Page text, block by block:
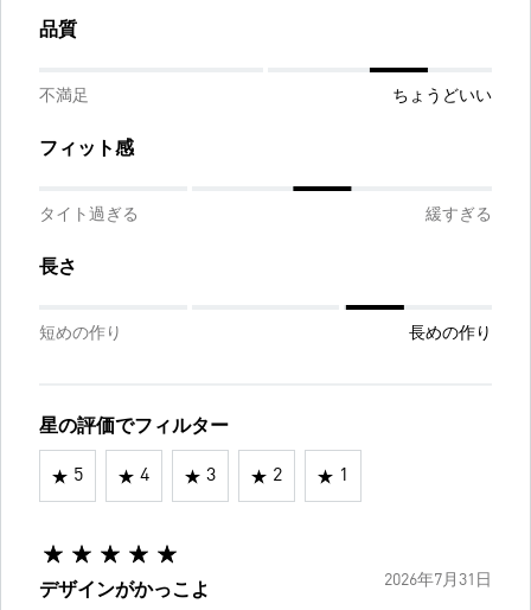
品質
不満足 ちょうどいい
フィット感
タイト過ぎる 緩すぎる
長さ
短めの作り 長めの作り
星の評価でフィルター
5 4 3 2 1
2026年7月31日
デザインがかっこよ